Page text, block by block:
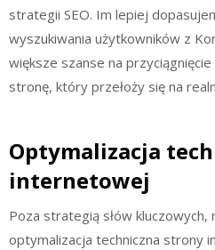
strategii SEO. Im lepiej
wyszukiwania użytkowników z
większe szanse na
stronę, który przełoży się na
Optymalizacja
internetowej
Poza strategią słów
optymalizacja techniczna strony